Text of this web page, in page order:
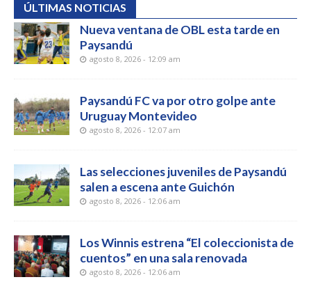
ÚLTIMAS NOTICIAS
Nueva ventana de OBL esta tarde en
Paysandú
agosto 8, 2026 - 12:09 am
Paysandú FC va por otro golpe ante
Uruguay Montevideo
agosto 8, 2026 - 12:07 am
Las selecciones juveniles de Paysandú
salen a escena ante Guichón
agosto 8, 2026 - 12:06 am
Los Winnis estrena “El coleccionista de
cuentos” en una sala renovada
agosto 8, 2026 - 12:06 am